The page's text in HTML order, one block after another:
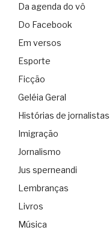
Da agenda do vô
Do Facebook
Em versos
Esporte
Ficção
Geléia Geral
Histórias de jornalistas
Imigração
Jornalismo
Jus sperneandi
Lembranças
Livros
Música